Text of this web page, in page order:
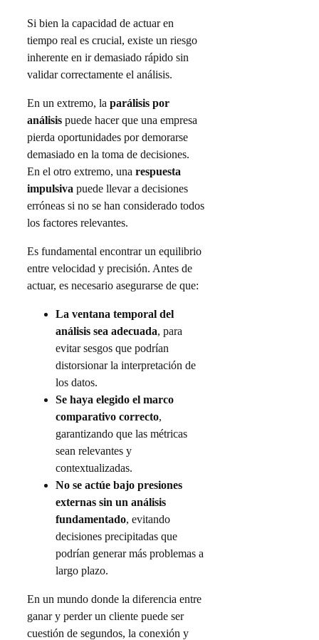
Si bien la capacidad de actuar en
tiempo real es crucial, existe un riesgo
inherente en ir demasiado rápido sin
validar correctamente el análisis.
En un extremo, la parálisis por
análisis puede hacer que una empresa
pierda oportunidades por demorarse
demasiado en la toma de decisiones.
En el otro extremo, una respuesta
impulsiva puede llevar a decisiones
erróneas si no se han considerado todos
los factores relevantes.
Es fundamental encontrar un equilibrio
entre velocidad y precisión. Antes de
actuar, es necesario asegurarse de que:
La ventana temporal del
análisis sea adecuada, para
evitar sesgos que podrían
distorsionar la interpretación de
los datos.
Se haya elegido el marco
comparativo correcto,
garantizando que las métricas
sean relevantes y
contextualizadas.
No se actúe bajo presiones
externas sin un análisis
fundamentado, evitando
decisiones precipitadas que
podrían generar más problemas a
largo plazo.
En un mundo donde la diferencia entre
ganar y perder un cliente puede ser
cuestión de segundos, la conexión y